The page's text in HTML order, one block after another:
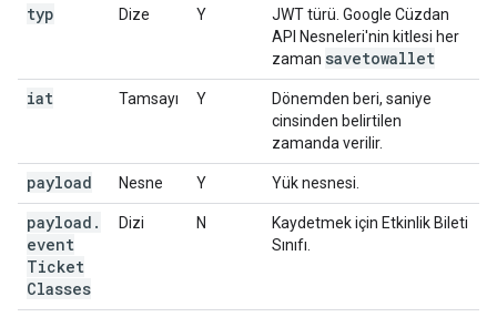
typ
Dize Y
JWT türü. Google Cüzdan
API Nesneleri'nin kitlesi her
zaman savetowallet
iat
Tamsayı Y
Dönemden beri, saniye
cinsinden belirtilen
zamanda verilir.
payload Nesne Y Yük nesnesi.
payload .
event
Ticket
Classes
Dizi N
Kaydetmek için Etkinlik Bileti
Sınıfı.